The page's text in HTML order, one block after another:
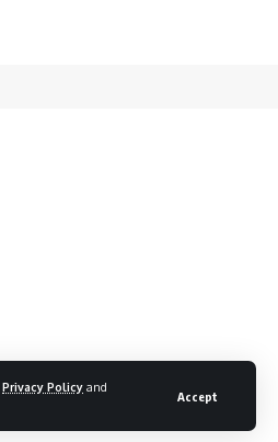
Privacy Policy and
Accept